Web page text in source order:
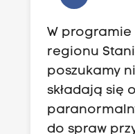
W programie
regionu
poszukamy
składają się
do spraw